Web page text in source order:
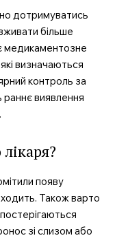
дотримуватись
більше
медикаментозне
визначаються
контроль за
виявлення
появу
Також варто
зі слизом або